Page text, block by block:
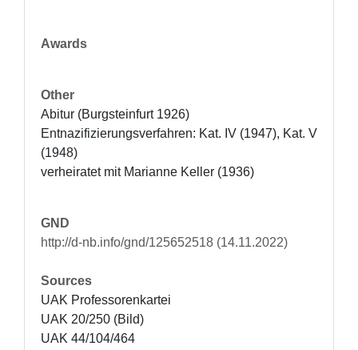
Awards
Other
Abitur (Burgsteinfurt 1926)
Entnazifizierungsverfahren: Kat. IV (1947), Kat. V
(1948)
verheiratet mit Marianne Keller (1936)
GND
http://d-nb.info/gnd/125652518 (14.11.2022)
Sources
UAK Professorenkartei
UAK 20/250 (Bild)
UAK 44/104/464